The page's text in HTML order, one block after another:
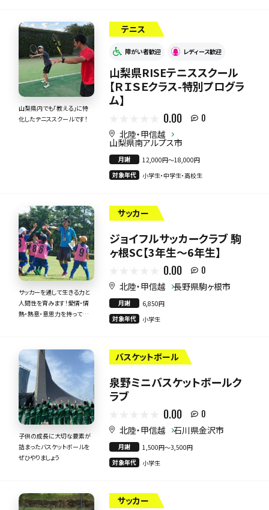
山梨県内でも「教える」に特
化したテニススクールです！
テニス
障がい者歓迎 レディース歓迎
山梨県RISEテニススクール
【ＲＩＳＥクラス-特別プログラ
ム】
0.00 0
北陸・甲信越
山梨県南アルプス市
月謝
12,000円〜18,000円
対象年代
小学生・中学生・高校生
サッカーを通して生きる力と
人間性を育みます！愛情・情
熱・熱意・意思力を持って全
サッカー
ジョイフルサッカークラブ 駒
ヶ根SC【3年生～6年生】
0.00 0
北陸・甲信越 長野県駒ヶ根市
月謝
6,850円
対象年代
小学生
子供の成長に大切な要素が
詰まったバスケットボールを
ぜひやりましょう
バスケットボール
泉野ミニバスケットボールク
ラブ
0.00 0
北陸・甲信越 石川県金沢市
月謝
1,500円〜3,500円
対象年代
小学生
サッカー